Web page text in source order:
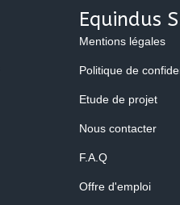
Equindus
Mentions légales
Politique de
Etude de projet
Nous contacter
F.A.Q
Offre d'emploi